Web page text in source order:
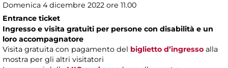
Domenica 4 dicembre 2022 ore 11.00
Entrance ticket
Ingresso e visita gratuiti per persone con disabilità e un
loro accompagnatore
Visita gratuita con pagamento del biglietto d’ingresso alla
mostra per gli altri visitatori